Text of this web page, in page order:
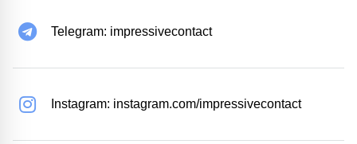
Telegram: impressivecontact
Instagram: instagram.com/impressivecontact